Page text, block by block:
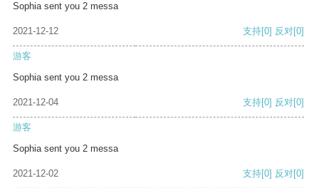
Sophia sent you 2 messa
2021-12-12 支持[0] 反对[0]
游客
Sophia sent you 2 messa
2021-12-04 支持[0] 反对[0]
游客
Sophia sent you 2 messa
2021-12-02 支持[0] 反对[0]